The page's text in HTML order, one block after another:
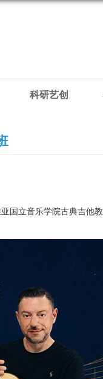
科研艺创
国立音乐学院古典吉他